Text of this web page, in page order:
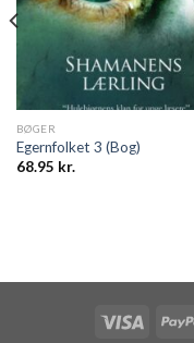
BØGER
Egernfolket 3 (Bog)
68.95 kr.